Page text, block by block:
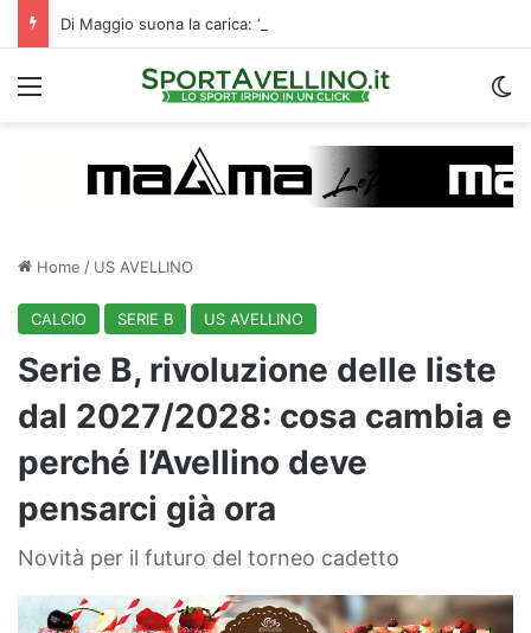
Menu
Home / US AVELLINO
CALCIO SERIE B US AVELLINO
Serie B, rivoluzione delle liste
dal 2027/2028: cosa cambia e
perché l’Avellino deve
pensarci già ora
Novità per il futuro del torneo cadetto